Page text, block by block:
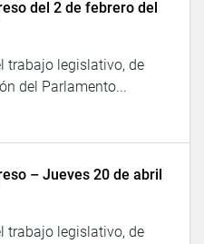
del 2 de febrero del
trabajo legislativo, de
del Parlamento...
– Jueves 20 de abril
trabajo legislativo, de